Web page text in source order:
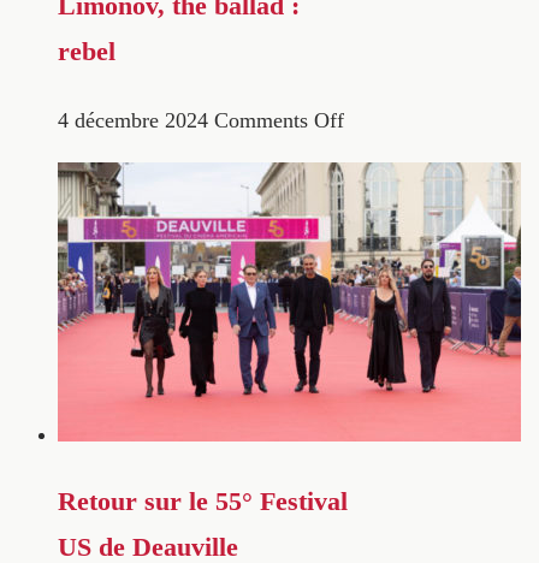
Limonov, the ballad :
rebel
4 décembre 2024 Comments Off
Retour sur le 55° Festival
US de Deauville